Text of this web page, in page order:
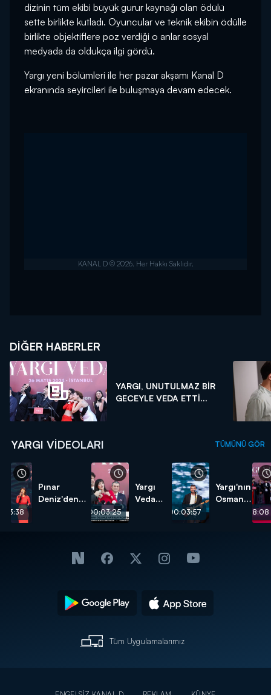
dizinin tüm ekibi büyük gurur kaynağı olan ödülü
sette birlikte kutladı. Oyuncular ve teknik ekibin ödülle
birlikte objektiflere poz verdiği o anlar sosyal
medyada da oldukça ilgi gördü.
Yargı yeni bölümleri ile her pazar akşamı Kanal D
ekranında seyircileri ile buluşmaya devam edecek.
DIĞER HABERLER
YARGI, UNUTULMAZ BİR
GECEYLE VEDA ETTİ...
YARGI VIDEOLARI TÜMÜNÜ GÖR
Pınar
Deniz'den
00:03:25
Yargı
Veda
Haber
00:03:57
Yargı'nın
Osman'ı
00:08:08
Tüm Uygulamalarımız